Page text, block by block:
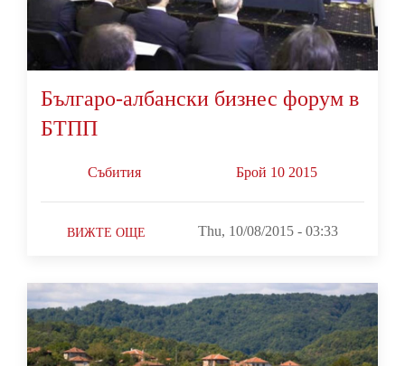
Българо-албански бизнес форум в
БТПП
Събития Брой 10 2015
ВИЖТЕ ОЩЕ Thu, 10/08/2015 - 03:33